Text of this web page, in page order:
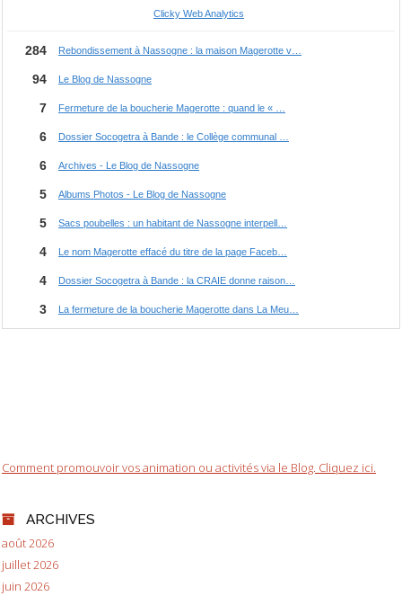
Comment promouvoir vos animation ou activités via le Blog. Cliquez ici.
ARCHIVES
août 2026
juillet 2026
juin 2026